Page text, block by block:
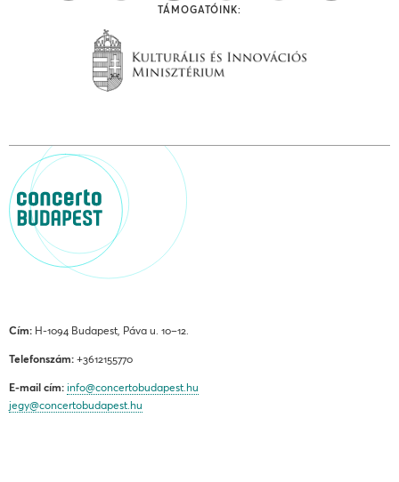
TÁMOGATÓINK:
Cím: H-1094 Budapest, Páva u. 10–12.
Telefonszám: +3612155770
E-mail cím: info@concertobudapest.hu
jegy@concertobudapest.hu